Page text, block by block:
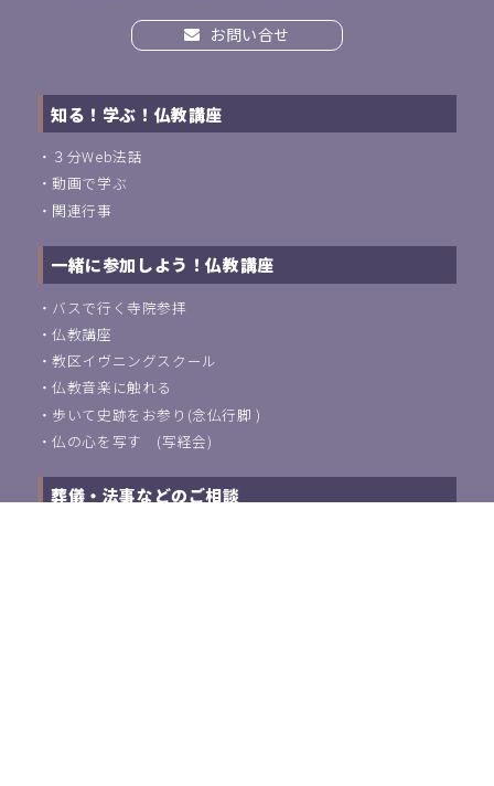
お問い合せ
知る！学ぶ！仏教講座
・ ３分Web法話
・動画で学ぶ
・ 関連行事
一緒に参加しよう！仏教講座
・ バスで行く寺院参拝
・仏教講座
・教区イヴニングスクール
・仏教音楽に触れる
・ 歩いて史跡をお参り(念仏行脚 )
・仏の心を写す (写経会)
葬儀・法事などのご相談